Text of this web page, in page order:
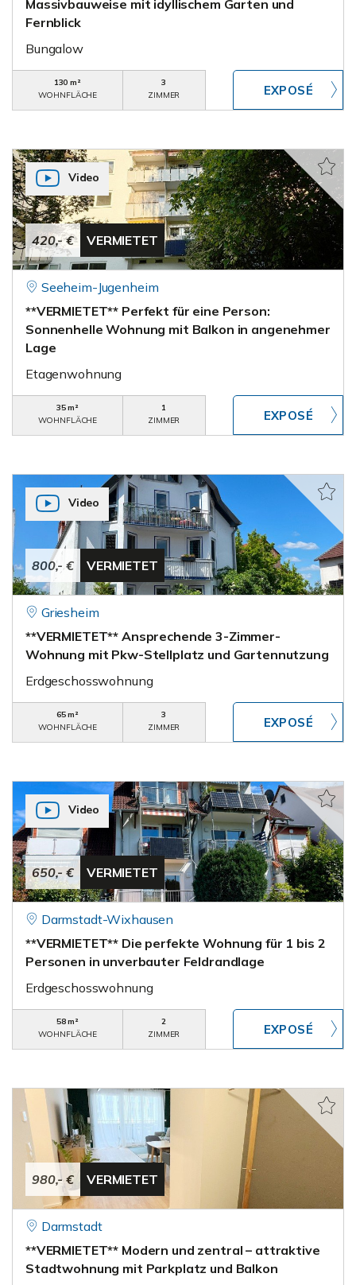
Massivbauweise mit idyllischem Garten und
Fernblick
Bungalow
130 m²
WOHNFLÄCHE
3
ZIMMER
420,- € VERMIETET
Video
Seeheim-Jugenheim
**VERMIETET** Perfekt für eine Person:
Sonnenhelle Wohnung mit Balkon in angenehmer
Lage
Etagenwohnung
35 m²
WOHNFLÄCHE
1
ZIMMER
800,- € VERMIETET
Video
Griesheim
**VERMIETET** Ansprechende 3-Zimmer-
Wohnung mit Pkw-Stellplatz und Gartennutzung
Erdgeschosswohnung
65 m²
WOHNFLÄCHE
3
ZIMMER
650,- € VERMIETET
Video
Darmstadt-Wixhausen
**VERMIETET** Die perfekte Wohnung für 1 bis 2
Personen in unverbauter Feldrandlage
Erdgeschosswohnung
58 m²
WOHNFLÄCHE
2
ZIMMER
980,- € VERMIETET
Darmstadt
**VERMIETET** Modern und zentral – attraktive
Stadtwohnung mit Parkplatz und Balkon